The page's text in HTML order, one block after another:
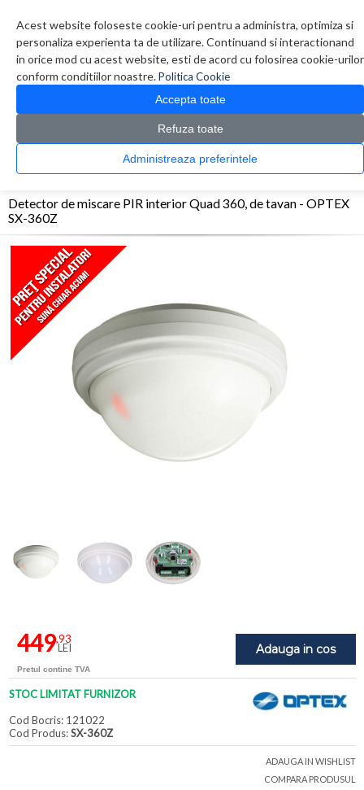
Acest website foloseste cookie-uri pentru a administra, optimiza si
personaliza experienta ta de utilizare. Continuand si interactionand
in orice mod cu acest website, esti de acord cu folosirea cookie-urilor
conform conditiilor noastre.Politica Cookie
Accepta toate
Refuza toate
Administreaza preferintele
0 produs(e)
CATALOG PRODUSE
Efractie - Alarma > Detectori interior > Detector de miscare PIR
Detector de miscare PIR interior Quad 360, de tavan - OPTEX
SX-360Z
Adauga in cos
449,93
LEI
Pretul contine TVA
STOC LIMITAT FURNIZOR
Cod Bocris: 121022
Cod Produs:SX-360Z
ADAUGA IN WISHLIST
COMPARA PRODUSUL